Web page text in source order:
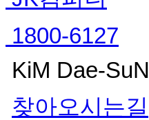
1800-6127
KiM Dae-SuN
찾아오시는길